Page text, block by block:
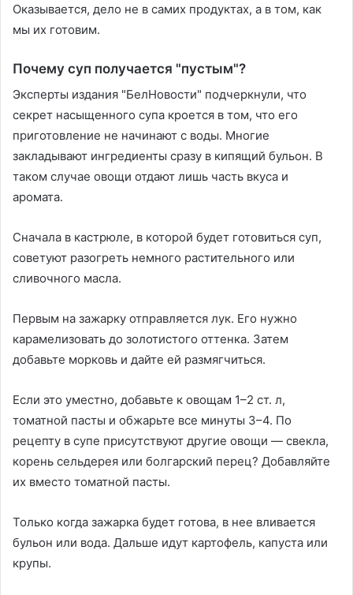
Оказывается, дело не в самих продуктах, а в том, как
мы их готовим.
Почему суп получается "пустым"?
Эксперты издания "БелНовости" подчеркнули, что
секрет насыщенного супа кроется в том, что его
приготовление не начинают с воды. Многие
закладывают ингредиенты сразу в кипящий бульон. В
таком случае овощи отдают лишь часть вкуса и
аромата.
Сначала в кастрюле, в которой будет готовиться суп,
советуют разогреть немного растительного или
сливочного масла.
Первым на зажарку отправляется лук. Его нужно
карамелизовать до золотистого оттенка. Затем
добавьте морковь и дайте ей размягчиться.
Если это уместно, добавьте к овощам 1–2 ст. л,
томатной пасты и обжарьте все минуты 3–4. По
рецепту в супе присутствуют другие овощи — свекла,
корень сельдерея или болгарский перец? Добавляйте
их вместо томатной пасты.
Только когда зажарка будет готова, в нее вливается
бульон или вода. Дальше идут картофель, капуста или
крупы.